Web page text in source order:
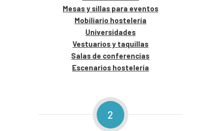
Mesas y sillas para eventos
Mobiliario hostelería
Universidades
Vestuarios y taquillas
Salas de conferencias
Escenarios hostelería
2